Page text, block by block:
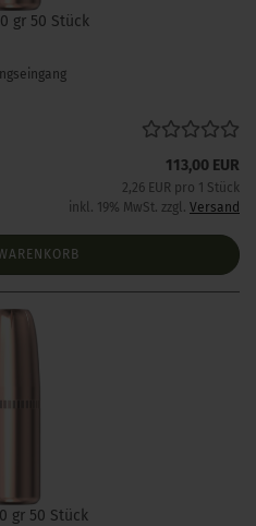
gr 50 Stück
113,00 EUR
2,26 EUR pro 1 Stück
inkl. 19% MwSt. zzgl. Versand
gr 50 Stück